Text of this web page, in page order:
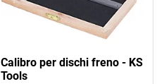
Calibro per dischi freno - KS
Tools